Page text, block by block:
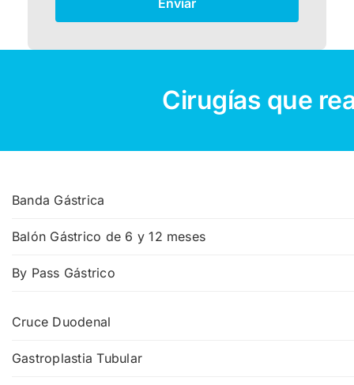
Enviar
Cirugías que
Banda Gástrica
Balón Gástrico de 6 y 12 meses
By Pass Gástrico
Cruce Duodenal
Gastroplastia Tubular